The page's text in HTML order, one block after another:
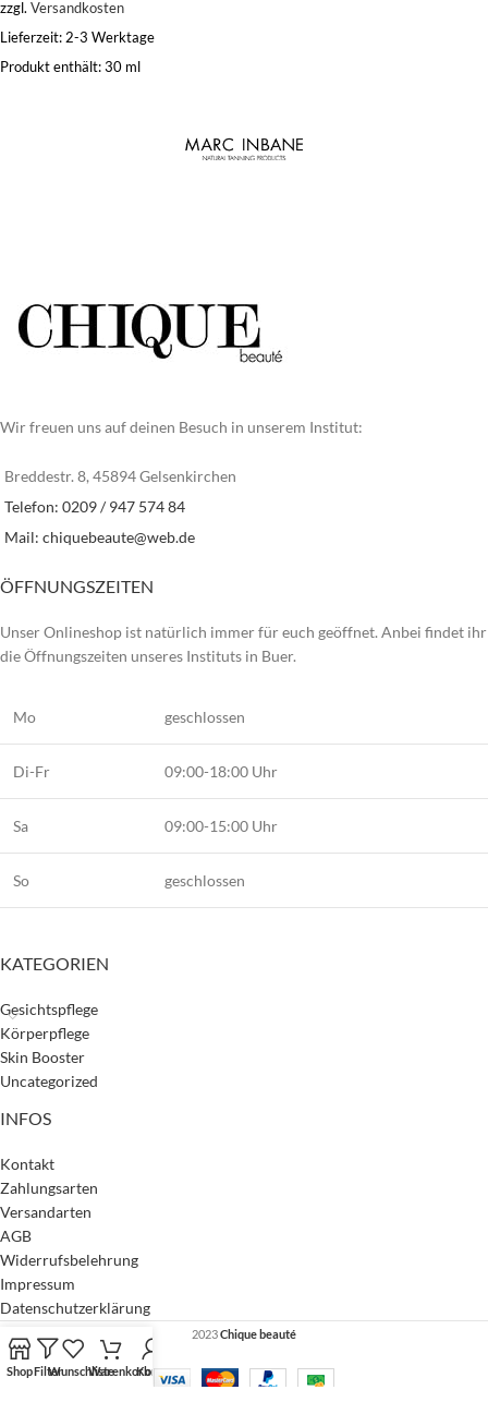
zzgl. Versandkosten
Lieferzeit: 2-3 Werktage
Produkt enthält: 30 ml
Wir freuen uns auf deinen Besuch in unserem Institut:
Breddestr. 8, 45894 Gelsenkirchen
Telefon: 0209 / 947 574 84
Mail: chiquebeaute@web.de
ÖFFNUNGSZEITEN
Unser Onlineshop ist natürlich immer für euch geöffnet. Anbei findet ihr
die Öffnungszeiten unseres Instituts in Buer.
Mo geschlossen
Di-Fr 09:00-18:00 Uhr
Sa 09:00-15:00 Uhr
So geschlossen
KATEGORIEN
Gesichtspflege
Körperpflege
Skin Booster
Uncategorized
INFOS
Kontakt
Zahlungsarten
Versandarten
AGB
Widerrufsbelehrung
Impressum
Datenschutzerklärung
2023Chique beauté
ShopFilterWunschlisteWarenkorbKonto